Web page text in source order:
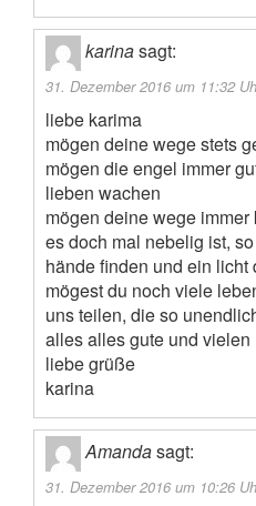
karinasagt:
31. Dezember 2016 um 11:32
liebe karima
mögen deine wege stets
mögen die engel immer
lieben wachen
mögen deine wege
es doch mal nebelig ist,
hände finden und ein licht
mögest du noch viele
uns teilen, die so
alles alles gute und
liebe grüße
karina
Amandasagt:
31. Dezember 2016 um 10:26